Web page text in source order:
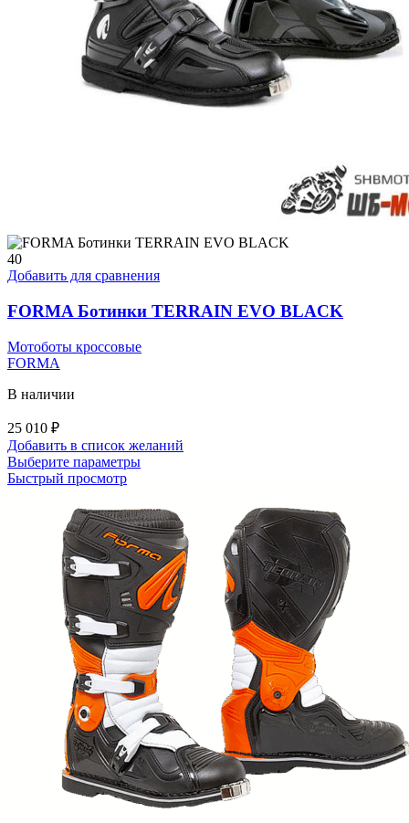
40
Добавить для сравнения
FORMA Ботинки TERRAIN EVO BLACK
Мотоботы кроссовые
FORMA
В наличии
25 010 ₽
Добавить в список желаний
Выберите параметрыЭтот
несколько
вариаций.
Опции
можно
выбрать
на
странице
товара.
Быстрый просмотр